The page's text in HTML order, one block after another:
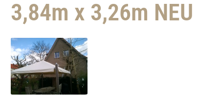
3,84m x 3,26m NEU